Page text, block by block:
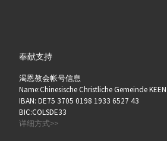
奉献支持
渴恩教会帐号信息
Name:Chinesische Christliche Gemeinde KEEN
IBAN: DE75 3705 0198 1933 6527 43
BIC:COLSDE33
详细方式>>